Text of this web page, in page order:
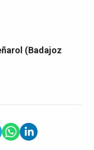
(Badajoz